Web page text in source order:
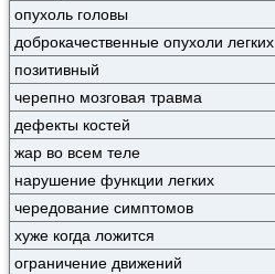
опухоль головы
доброкачественные опухоли легких
позитивный
черепно мозговая травма
дефекты костей
жар во всем теле
нарушение функции легких
чередование симптомов
хуже когда ложится
ограничение движений